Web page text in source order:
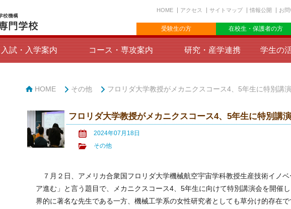
HOME アクセス サイトマップ 情報公開 お
受験生の方 在校生・保護者の方
入試・入学案内 コース・専攻案内 研究・産学連携 学生の
HOME その他 フロリダ大学教授がメカニクスコース4、5年生に特別講
フロリダ大学教授がメカニクスコース4、5年生に特別講
2024年07月18日
その他
７月２日、アメリカ合衆国フロリダ大学機械航空宇宙学科教授生産技術イノ
ア進む」と言う題目で、メカニクスコース4、5年生に向けて特別講演会を開催
界的に著名な先生である一方、機械工学系の女性研究者としても草分け的存在